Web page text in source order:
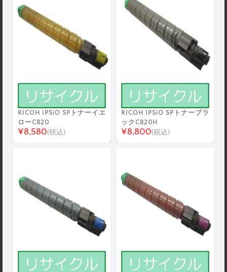
RICOH IPSiO SPトナーイエ
ローC820
¥8,580(税込)
RICOH IPSiO SPトナーブラ
ックC820H
¥8,800(税込)